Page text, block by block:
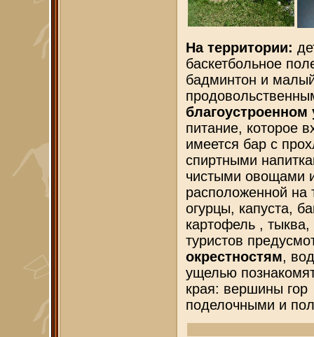
На территории:
баскетбольное
бадминтон и
питание, которое
имеется бар с
спиртными
чистыми овощами
расположенной на
огурцы, капуста,
картофель ,
туристов
окрестностям,
ущелью
края: вершины
поделочными и